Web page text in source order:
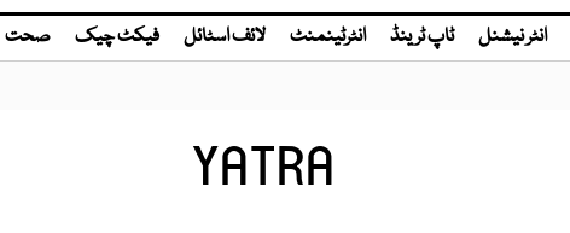
انٹر نیشنل ٹاپ ٹرینڈ انٹرٹینمنٹ لائف اسٹائل فیکٹ چیک صحت
YATRA